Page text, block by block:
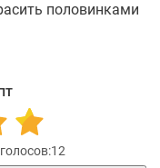
половинками
12